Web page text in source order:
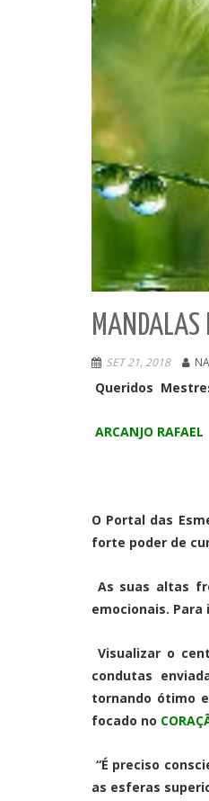
MANDALAS
SET 21, 2018
Queridos
ARCANJO RAFAEL
O Portal das
forte poder de
As suas altas
emocionais.
Visualizar o
condutas
tornando ótimo
focado no
“É preciso
as esferas